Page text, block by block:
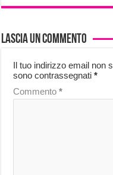
Lascia un commento
Il tuo indirizzo email non
sono contrassegnati*
Commento*